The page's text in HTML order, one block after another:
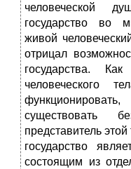
человеческой
государство во
живой
отрицал
государства.
человеческого
существовать
представитель
государство
состоящим из